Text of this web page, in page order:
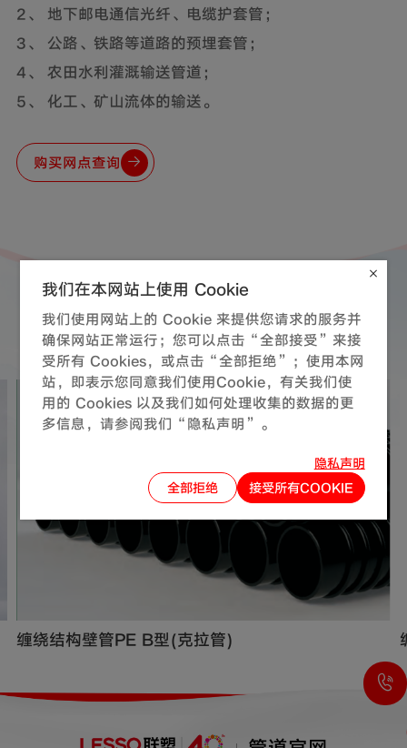
2、 地下邮电通信光纤、电缆护套管；
3、 公路、铁路等道路的预埋套管；
4、 农田水利灌溉输送管道；
5、 化工、矿山流体的输送。
购买网点查询
同系列产品推荐
缠绕结构壁管PE B型(克拉管)
我们在本网站上使用 Cookie
我们使用网站上的 Cookie 来提供您请求的服务并
确保网站正常运行；您可以点击“全部接受”来接
受所有 Cookies，或点击“全部拒绝”；使用本网
站，即表示您同意我们使用Cookie，有关我们使
用的 Cookies 以及我们如何处理收集的数据的更
多信息，请参阅我们“隐私声明”。
隐私声明
全部拒绝
接受所有COOKIE